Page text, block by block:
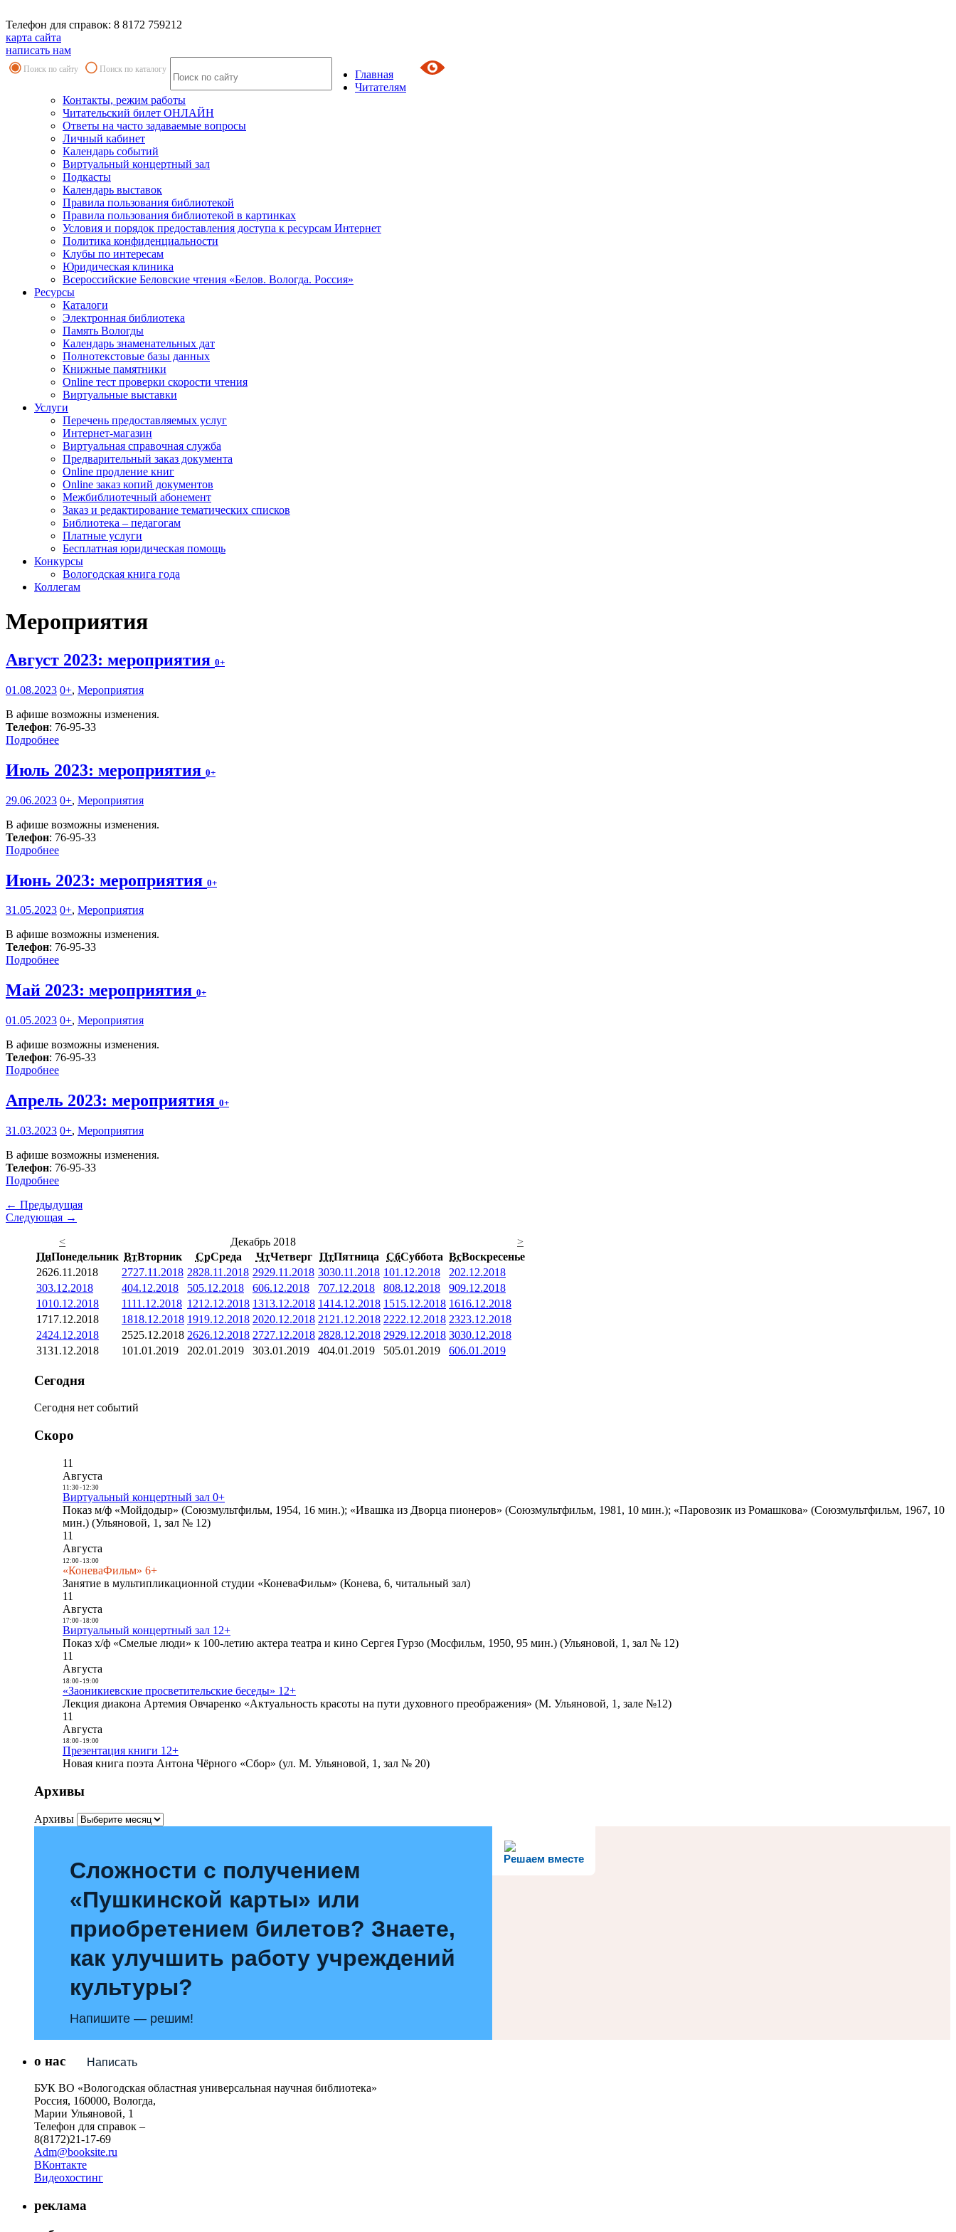
Телефон для справок: 8 8172 759212
карта сайта
написать нам
Поиск по сайту Поиск по каталогу
Главная
Читателям
Контакты, режим работы
Читательский билет ОНЛАЙН
Ответы на часто задаваемые вопросы
Личный кабинет
Календарь событий
Виртуальный концертный зал
Подкасты
Календарь выставок
Правила пользования библиотекой
Правила пользования библиотекой в картинках
Условия и порядок предоставления доступа к ресурсам Интернет
Политика конфиденциальности
Клубы по интересам
Юридическая клиника
Всероссийские Беловские чтения «Белов. Вологда. Россия»
Ресурсы
Каталоги
Электронная библиотека
Память Вологды
Календарь знаменательных дат
Полнотекстовые базы данных
Книжные памятники
Online тест проверки скорости чтения
Виртуальные выставки
Услуги
Перечень предоставляемых услуг
Интернет-магазин
Виртуальная справочная служба
Предварительный заказ документа
Online продление книг
Online заказ копий документов
Межбиблиотечный абонемент
Заказ и редактирование тематических списков
Библиотека – педагогам
Платные услуги
Бесплатная юридическая помощь
Конкурсы
Вологодская книга года
Коллегам
Мероприятия
Август 2023: мероприятия 0+
01.08.2023 0+, Мероприятия
В афише возможны изменения.
Телефон: 76-95-33
Подробнее
Июль 2023: мероприятия 0+
29.06.2023 0+, Мероприятия
В афише возможны изменения.
Телефон: 76-95-33
Подробнее
Июнь 2023: мероприятия 0+
31.05.2023 0+, Мероприятия
В афише возможны изменения.
Телефон: 76-95-33
Подробнее
Май 2023: мероприятия 0+
01.05.2023 0+, Мероприятия
В афише возможны изменения.
Телефон: 76-95-33
Подробнее
Апрель 2023: мероприятия 0+
31.03.2023 0+, Мероприятия
В афише возможны изменения.
Телефон: 76-95-33
Подробнее
← Предыдущая
Следующая →
<
Декабрь 2018
>
ПнПонедельник ВтВторник СрСреда ЧтЧетверг ПтПятница СбСуббота ВсВоскресенье
2626.11.2018 2727.11.2018 2828.11.2018 2929.11.2018 3030.11.2018 101.12.2018 202.12.2018
303.12.2018 404.12.2018 505.12.2018 606.12.2018 707.12.2018 808.12.2018 909.12.2018
1010.12.2018 1111.12.2018 1212.12.2018 1313.12.2018 1414.12.2018 1515.12.2018 1616.12.2018
1717.12.2018 1818.12.2018 1919.12.2018 2020.12.2018 21 21.12.2018 2222.12.2018 2323.12.2018
2424.12.2018 2525.12.2018 2626.12.2018 2727.12.2018 2828.12.2018 2929.12.2018 3030.12.2018
3131.12.2018 101.01.2019 202.01.2019 303.01.2019 404.01.2019 505.01.2019 606.01.2019
Сегодня
Сегодня нет событий
Скоро
11
Августа
11:30- 12:30
Виртуальный концертный зал 0+
Показ м/ф «Мойдодыр» (Союзмультфильм, 1954, 16 мин.); «Ивашка из Дворца пионеров» (Союзмультфильм, 1981, 10 мин.); «Паровозик из Ромашкова» (Союзмультфильм, 1967, 10
мин.) (Ульяновой, 1, зал № 12)
11
Августа
12:00- 13:00
«КоневаФильм» 6+
Занятие в мультипликационной студии «КоневаФильм» (Конева, 6, читальный зал)
11
Августа
17:00- 18:00
Виртуальный концертный зал 12+
Показ х/ф «Смелые люди» к 100-летию актера театра и кино Сергея Гурзо (Мосфильм, 1950, 95 мин.) (Ульяновой, 1, зал № 12)
11
Августа
18:00- 19:00
«Заоникиевские просветительские беседы» 12+
Лекция диакона Артемия Овчаренко «Актуальность красоты на пути духовного преображения» (М. Ульяновой, 1, зале №12)
11
Августа
18:00- 19:00
Презентация книги 12+
Новая книга поэта Антона Чёрного «Сбор» (ул. М. Ульяновой, 1, зал № 20)
Архивы
Архивы
Решаем вместе
Сложности с получением
«Пушкинской карты» или
приобретением билетов? Знаете,
как улучшить работу учреждений
культуры?
Напишите — решим!
Написать
о нас
БУК ВО «Вологодская областная универсальная научная библиотека»
Россия, 160000, Вологда,
Марии Ульяновой, 1
Телефон для справок –
8(8172)21-17-69
Adm@booksite.ru
ВКонтакте
Видеохостинг
реклама